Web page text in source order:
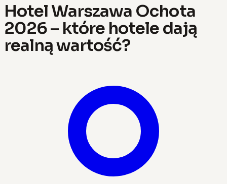
Hotel Warszawa Ochota
2026 – które hotele dają
realną wartość?